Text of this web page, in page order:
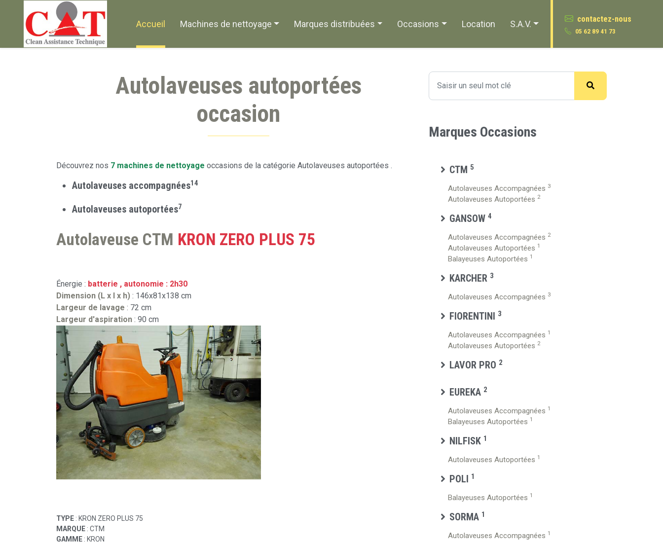
Accueil Machines de nettoyage Marques distribuées Occasions Location S.A.V. contactez-nous
05 62 89 41 73
Autolaveuses autoportées
occasion
Découvrez nos 7 machines de nettoyage occasions de la catégorie Autolaveuses autoportées .
Autolaveuses accompagnées14
Autolaveuses autoportées7
Autolaveuse CTM KRON ZERO PLUS 75
Énergie : batterie , autonomie : 2h30
Dimension (L x l x h) : 146x81x138 cm
Largeur de lavage : 72 cm
Largeur d'aspiration : 90 cm
TYPE : KRON ZERO PLUS 75
MARQUE : CTM
GAMME : KRON
Marques Occasions
CTM 5
Autolaveuses Accompagnées 3
Autolaveuses Autoportées 2
GANSOW 4
Autolaveuses Accompagnées 2
Autolaveuses Autoportées 1
Balayeuses Autoportées 1
KARCHER 3
Autolaveuses Accompagnées 3
FIORENTINI 3
Autolaveuses Accompagnées 1
Autolaveuses Autoportées 2
LAVOR PRO 2
EUREKA 2
Autolaveuses Accompagnées 1
Balayeuses Autoportées 1
NILFISK 1
Autolaveuses Autoportées 1
POLI 1
Balayeuses Autoportées 1
SORMA 1
Autolaveuses Accompagnées 1